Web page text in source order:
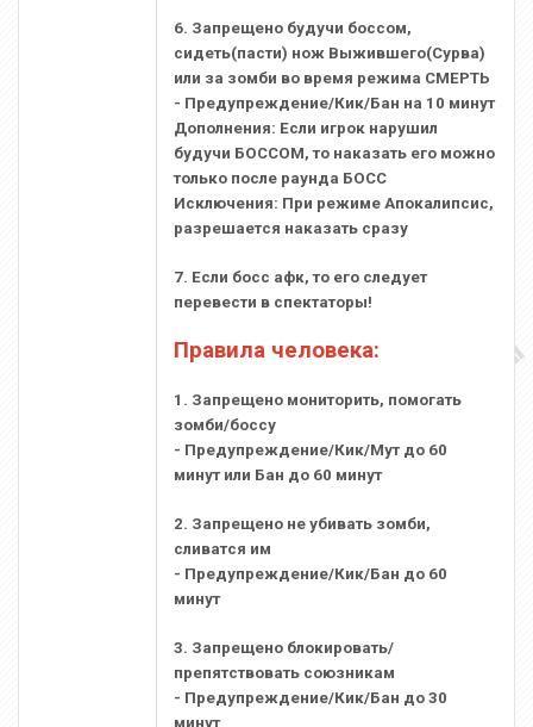
6. Запрещено будучи боссом,
сидеть(пасти) нож Выжившего(Сурва)
или за зомби во время режима СМЕРТЬ
- Предупреждение/Кик/Бан на 10 минут
Дополнения: Если игрок нарушил
будучи БОССОМ, то наказать его можно
только после раунда БОСС
Исключения: При режиме Апокалипсис,
разрешается наказать сразу
7. Если босс афк, то его следует
перевести в спектаторы!
Правила человека:
1. Запрещено мониторить, помогать
зомби/боссу
- Предупреждение/Кик/Мут до 60
минут или Бан до 60 минут
2. Запрещено не убивать зомби,
сливатся им
- Предупреждение/Кик/Бан до 60
минут
3. Запрещено блокировать/
препятствовать союзникам
- Предупреждение/Кик/Бан до 30
минут